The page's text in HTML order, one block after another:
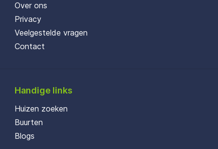
Over ons
Privacy
Veelgestelde vragen
Contact
Handige links
Huizen zoeken
Buurten
Blogs